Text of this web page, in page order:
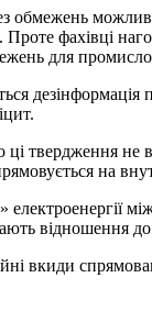
обмежень
Проте фахівці
для
дезінформація
твердження не
на
відношення
вкиди